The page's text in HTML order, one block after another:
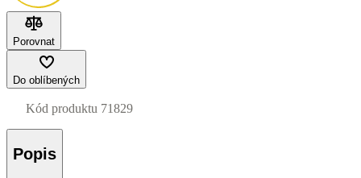
Porovnat
Do oblíbených
Kód produktu 71829
Popis